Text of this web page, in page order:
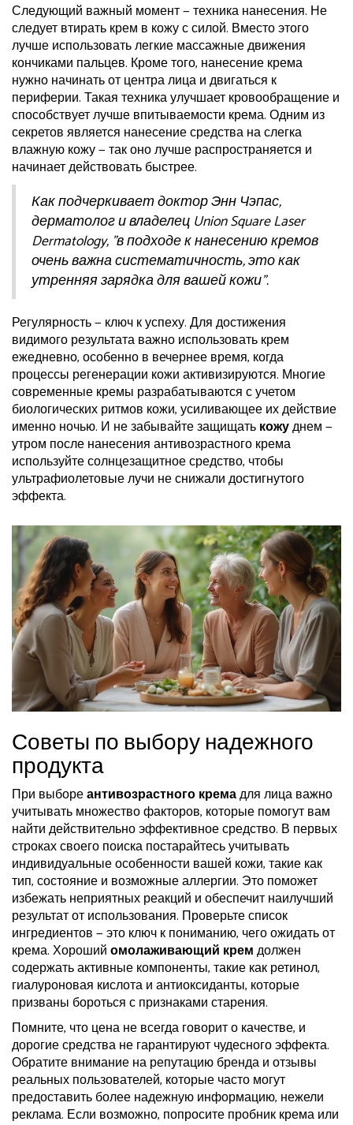
Следующий важный момент — техника нанесения. Не
следует втирать крем в кожу с силой. Вместо этого
лучше использовать легкие массажные движения
кончиками пальцев. Кроме того, нанесение крема
нужно начинать от центра лица и двигаться к
периферии. Такая техника улучшает кровообращение и
способствует лучше впитываемости крема. Одним из
секретов является нанесение средства на слегка
влажную кожу — так оно лучше распространяется и
начинает действовать быстрее.
Как подчеркивает доктор Энн Чэпас,
дерматолог и владелец Union Square Laser
Dermatology, "в подходе к нанесению кремов
очень важна систематичность, это как
утренняя зарядка для вашей кожи".
Регулярность — ключ к успеху. Для достижения
видимого результата важно использовать крем
ежедневно, особенно в вечернее время, когда
процессы регенерации кожи активизируются. Многие
современные кремы разрабатываются с учетом
биологических ритмов кожи, усиливающее их действие
именно ночью. И не забывайте защищатькожуднем —
утром после нанесения антивозрастного крема
используйте солнцезащитное средство, чтобы
ультрафиолетовые лучи не снижали достигнутого
эффекта.
Советы по выбору надежного
продукта
При выбореантивозрастного кремадля лица важно
учитывать множество факторов, которые помогут вам
найти действительно эффективное средство. В первых
строках своего поиска постарайтесь учитывать
индивидуальные особенности вашей кожи, такие как
тип, состояние и возможные аллергии. Это поможет
избежать неприятных реакций и обеспечит наилучший
результат от использования. Проверьте список
ингредиентов — это ключ к пониманию, чего ожидать от
крема. Хорошийомолаживающий кремдолжен
содержать активные компоненты, такие как ретинол,
гиалуроновая кислота и антиоксиданты, которые
призваны бороться с признаками старения.
Помните, что цена не всегда говорит о качестве, и
дорогие средства не гарантируют чудесного эффекта.
Обратите внимание на репутацию бренда и отзывы
реальных пользователей, которые часто могут
предоставить более надежную информацию, нежели
реклама. Если возможно, попросите пробник крема или